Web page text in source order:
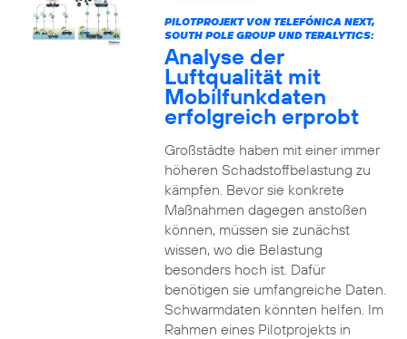
PILOTPROJEKT VON TELEFÓNICA NEXT,
SOUTH POLE GROUP UND TERALYTICS:
Analyse der
Luftqualität mit
Mobilfunkdaten
erfolgreich erprobt
Großstädte haben mit einer immer
höheren Schadstoffbelastung zu
kämpfen. Bevor sie konkrete
Maßnahmen dagegen anstoßen
können, müssen sie zunächst
wissen, wo die Belastung
besonders hoch ist. Dafür
benötigen sie umfangreiche Daten.
Schwarmdaten könnten helfen. Im
Rahmen eines Pilotprojekts in